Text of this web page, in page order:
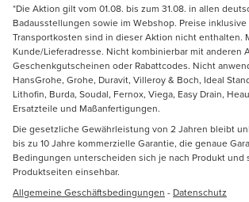
*Die Aktion gilt vom 01.08. bis zum 31.08. in allen
Badausstellungen sowie im Webshop. Preise inklusive
Transportkosten sind in dieser Aktion nicht enthalten.
Kunde/Lieferadresse. Nicht kombinierbar mit anderen
Geschenkgutscheinen oder Rabattcodes. Nicht
HansGrohe, Grohe, Duravit, Villeroy & Boch, Ideal
Lithofin, Burda, Soudal, Fernox, Viega, Easy Drain,
Ersatzteile und Maßanfertigungen.
Die gesetzliche Gewährleistung von 2 Jahren bleibt
bis zu 10 Jahre kommerzielle Garantie, die genaue
Bedingungen unterscheiden sich je nach Produkt und
Produktseiten einsehbar.
Allgemeine Geschäftsbedingungen - Datenschutz